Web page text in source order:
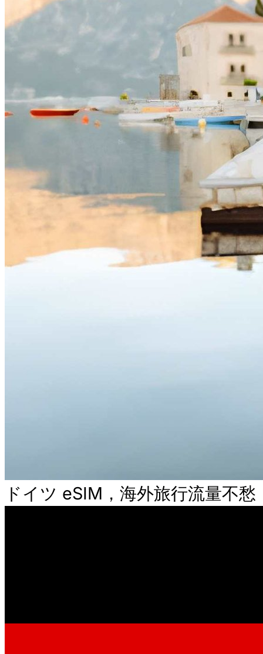
ドイツ eSIM，海外旅行流量不愁